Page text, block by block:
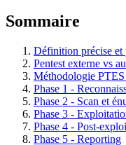
Sommaire
Définition précise et
Pentest externe vs
Méthodologie PTES
Phase 1 -
Phase 2 - Scan et
Phase 3 -
Phase 4 - Post-
Phase 5 - Reporting